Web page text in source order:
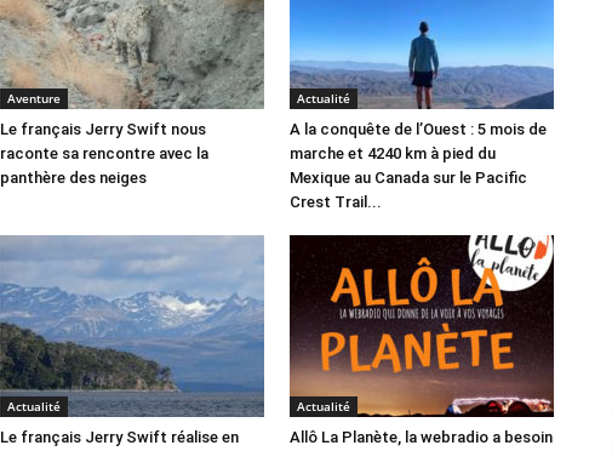
Aventure
Le français Jerry Swift nous
raconte sa rencontre avec la
panthère des neiges
Actualité
A la conquête de l’Ouest : 5 mois de
marche et 4240 km à pied du
Mexique au Canada sur le Pacific
Crest Trail...
Actualité
Le français Jerry Swift réalise en
Actualité
Allô La Planète, la webradio a besoin